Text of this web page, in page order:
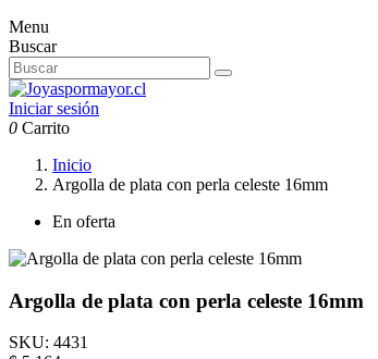
Menu
Buscar
Iniciar sesión
0 Carrito
Inicio
Argolla de plata con perla celeste 16mm
En oferta
Argolla de plata con perla celeste 16mm
SKU: 4431